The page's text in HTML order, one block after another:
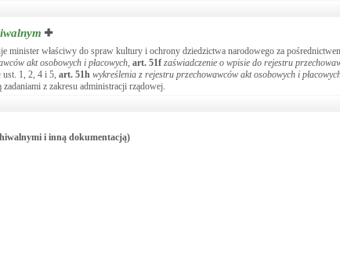
minister właściwy do spraw kultury i ochrony dziedzictwa narodowego za
akt osobowych i płacowych, art. 51f zaświadczenie o wpisie do rejestru
ust. 1, 2, 4 i 5, art. 51h wykreślenia z rejestru przechowawców akt osobowych i
zadaniami z zakresu administracji rządowej.
i inną dokumentacją)